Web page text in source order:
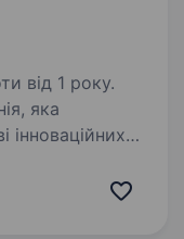
від 1 року.
інноваційних